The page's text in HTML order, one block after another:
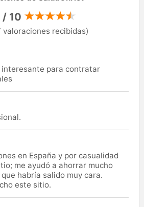
/ 10
valoraciones recibidas)
interesante para contratar
en España y por casualidad
me ayudó a ahorrar mucho
habría salido muy cara.
este sitio.